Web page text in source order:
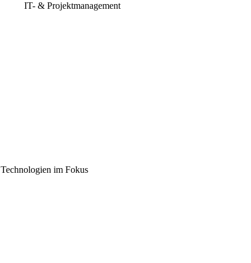
IT- & Projektmanagement
Technologien im Fokus